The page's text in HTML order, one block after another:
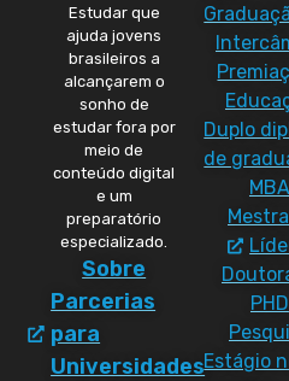
Estudar que
ajuda jovens
brasileiros a
alcançarem o
sonho de
estudar fora por
meio de
conteúdo digital
e um
preparatório
especializado.
Sobre
Parcerias
para
Universidades
Duplo
de
MBA
PHD
Estágio